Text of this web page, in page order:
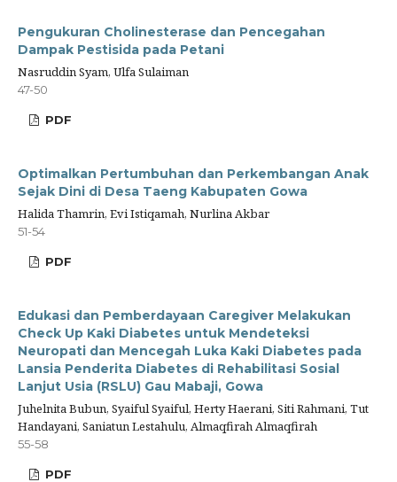
Pengukuran Cholinesterase dan Pencegahan
Dampak Pestisida pada Petani
Nasruddin Syam, Ulfa Sulaiman
47-50
PDF
Optimalkan Pertumbuhan dan Perkembangan Anak
Sejak Dini di Desa Taeng Kabupaten Gowa
Halida Thamrin, Evi Istiqamah, Nurlina Akbar
51-54
PDF
Edukasi dan Pemberdayaan Caregiver Melakukan
Check Up Kaki Diabetes untuk Mendeteksi
Neuropati dan Mencegah Luka Kaki Diabetes pada
Lansia Penderita Diabetes di Rehabilitasi Sosial
Lanjut Usia (RSLU) Gau Mabaji, Gowa
Juhelnita Bubun, Syaiful Syaiful, Herty Haerani, Siti Rahmani, Tut
Handayani, Saniatun Lestahulu, Almaqfirah Almaqfirah
55-58
PDF